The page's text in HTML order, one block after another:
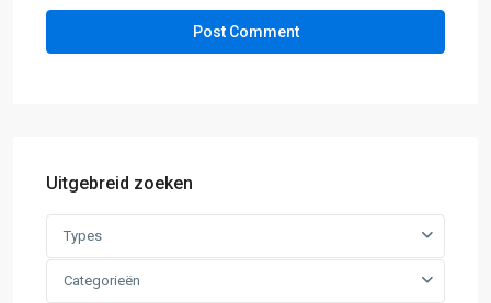
Uitgebreid zoeken
Types
Categorieën